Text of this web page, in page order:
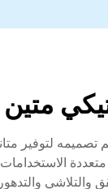
متين
لتوفير
والتلاشي